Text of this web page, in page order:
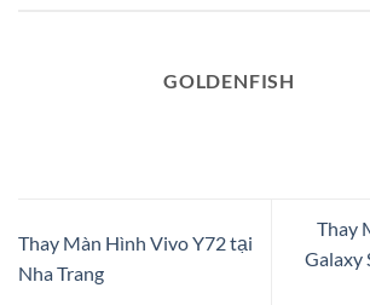
GOLDENFISH
Thay Màn Hình Vivo Y72 tại
Nha Trang
Thay
Galaxy